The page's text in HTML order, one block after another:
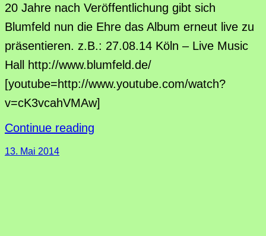
20 Jahre nach Veröffentlichung gibt sich
Blumfeld nun die Ehre das Album erneut live zu
präsentieren. z.B.: 27.08.14 Köln – Live Music
Hall http://www.blumfeld.de/
[youtube=http://www.youtube.com/watch?
v=cK3vcahVMAw]
Continue reading
13. Mai 2014